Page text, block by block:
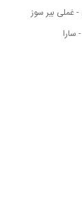
- غملی بیر سوز
سارا